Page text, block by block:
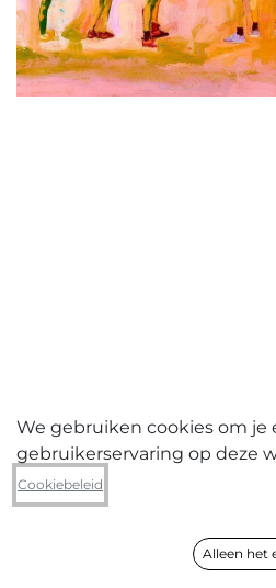
Luc Vandewalle
Wat doet de familie
We gebruiken cookies om je
gebruikerservaring op deze
Cookiebeleid
Alleen het